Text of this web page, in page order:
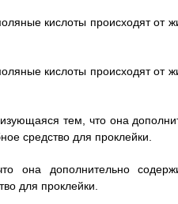
кислоты происходят от
кислоты происходят от
тем, что она
средство для проклейки.
она дополнительно
для проклейки.